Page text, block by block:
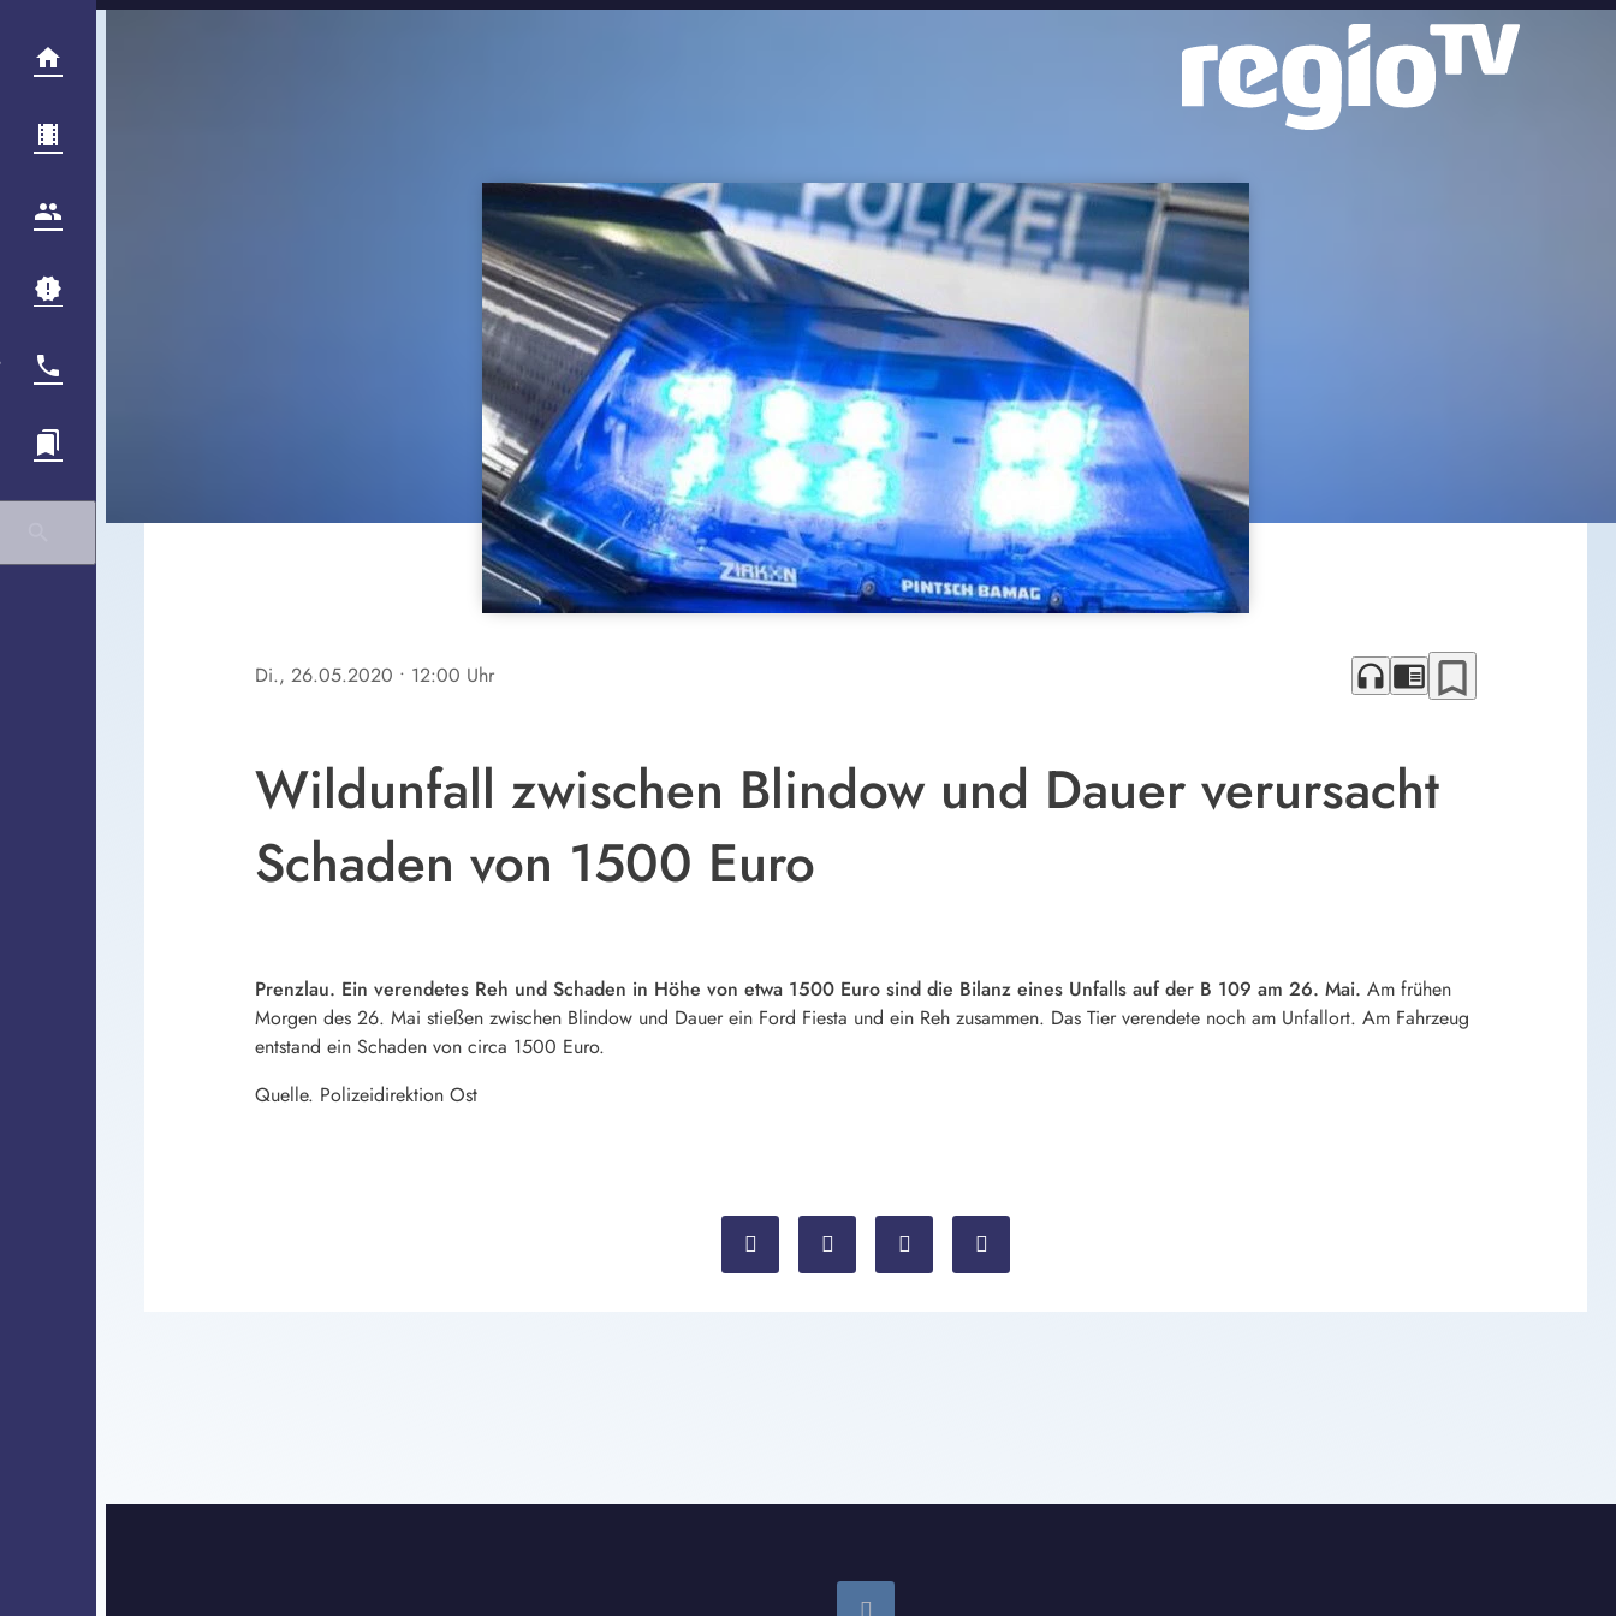
Di., 26.05.2020 • 12:00 Uhr headphones chrome_reader_mode bookmark_border
Wildunfall zwischen Blindow und Dauer verursacht
Schaden von 1500 Euro
Prenzlau. Ein verendetes Reh und Schaden in Höhe von etwa 1500 Euro sind die Bilanz eines Unfalls auf der B 109 am 26. Mai. Am frühen
Morgen des 26. Mai stießen zwischen Blindow und Dauer ein Ford Fiesta und ein Reh zusammen. Das Tier verendete noch am Unfallort. Am Fahrzeug
entstand ein Schaden von circa 1500 Euro.
Quelle. Polizeidirektion Ost